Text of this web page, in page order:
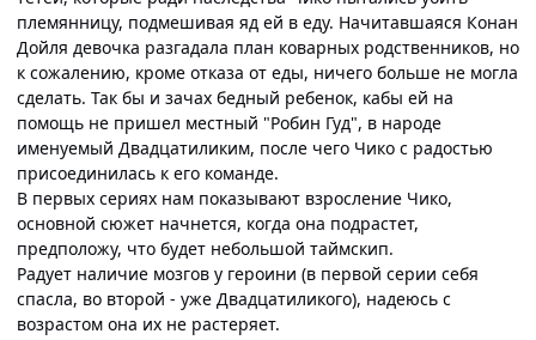
племянницу, подмешивая яд ей в еду. Начитавшаяся Конан
Дойля девочка разгадала план коварных родственников, но
к сожалению, кроме отказа от еды, ничего больше не могла
сделать. Так бы и зачах бедный ребенок, кабы ей на
помощь не пришел местный "Робин Гуд", в народе
именуемый Двадцатиликим, после чего Чико с радостью
присоединилась к его команде.
В первых сериях нам показывают взросление Чико,
основной сюжет начнется, когда она подрастет,
предположу, что будет небольшой таймскип.
Радует наличие мозгов у героини (в первой серии себя
спасла, во второй - уже Двадцатиликого), надеюсь с
возрастом она их не растеряет.